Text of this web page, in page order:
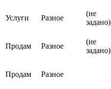
Услуги Разное
(не
задано)
Продам Разное
(не
задано)
Продам Разное